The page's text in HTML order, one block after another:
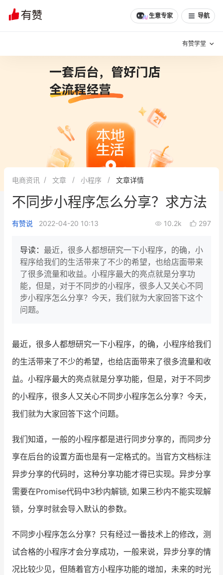
生意专家 导航
有赞学堂
增长方法
有赞专家说
新零售最佳实践
面对面聊增长
AllValue 战略合作
增长产品指南
智库 产品场景库
品牌消费观 行业报告
新零售资讯
私域课程 新零售内参
增长俱乐部
增长俱乐部 有赞商盟
商家社区 社群交流
合作共进
电商资讯 文章 小程序 文章详情
不同步小程序怎么分享？求方法
有赞说 2022-04-20 10:13 10.2k 297
导读： 最近，很多人都想研究一下小程序，的确，小
程序给我们的生活带来了不少的希望，也给店面带来
了很多流量和收益。小程序最大的亮点就是分享功
能，但是，对于不同步的小程序，很多人又关心不同
步小程序怎么分享？今天，我们就为大家回答下这个
问题。
最近，很多人都想研究一下小程序，的确，小程序给我们
的生活带来了不少的希望，也给店面带来了很多流量和收
益。小程序最大的亮点就是分享功能，但是，对于不同步
的小程序，很多人又关心不同步小程序怎么分享？今天，
我们就为大家回答下这个问题。
我们知道，一般的小程序都是进行同步分享的，而同步分
享在后台的设置方面也是有一定格式的。当官方文档标注
异步分享的代码时，这种分享功能才得已实现。异步分享
需要在Promise代码中3秒内解锁, 如果三秒内不能实现解
锁，分享时就会导入默认的参数。
不同步小程序怎么分享？只有经过一番技术上的修改，测
试合格的小程序才会分享成功，一般来说，异步分享的情
况比较少见，但随着官方小程序功能的增加，未来的时光